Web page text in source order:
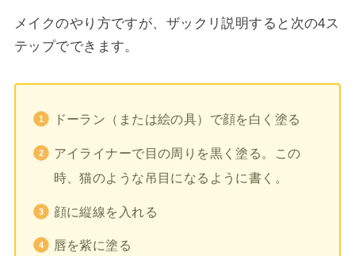
メイクのやり方ですが、ザックリ説明すると次の4ス
テップでできます。
ドーラン（または絵の具）で顔を白く塗る
アイライナーで目の周りを黒く塗る。この
時、猫のような吊目になるように書く。
顔に縦線を入れる
唇を紫に塗る